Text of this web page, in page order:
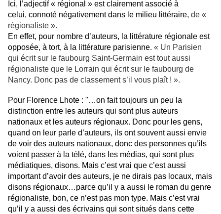
Ici, l’adjectif « régional » est clairement associé à
celui, connoté négativement dans le milieu littéraire, de «
régionaliste ».
En effet, pour nombre d’auteurs, la littérature régionale est
opposée, à tort, à la littérature parisienne. « Un Parisien
qui écrit sur le faubourg Saint-Germain est tout aussi
régionaliste que le Lorrain qui écrit sur le faubourg de
Nancy. Donc pas de classement s’il vous plaît ! ».
Pour Florence Lhote : "…on fait toujours un peu la
distinction entre les auteurs qui sont plus auteurs
nationaux et les auteurs régionaux. Donc pour les gens,
quand on leur parle d’auteurs, ils ont souvent aussi envie
de voir des auteurs nationaux, donc des personnes qu’ils
voient passer à la télé, dans les médias, qui sont plus
médiatiques, disons. Mais c’est vrai que c’est aussi
important d’avoir des auteurs, je ne dirais pas locaux, mais
disons régionaux…parce qu’il y a aussi le roman du genre
régionaliste, bon, ce n’est pas mon type. Mais c’est vrai
qu’il y a aussi des écrivains qui sont situés dans cette